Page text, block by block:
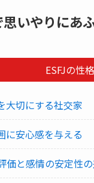
いやりにあ
ESFJの性
大切にする社交家
に安心感を与える
価と感情の安定性